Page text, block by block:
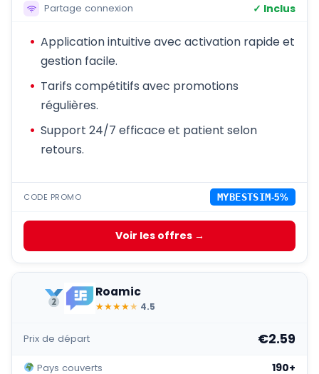
Partage connexion ✓ Inclus
Application intuitive avec activation rapide et
gestion facile.
Tarifs compétitifs avec promotions
régulières.
Support 24/7 efficace et patient selon
retours.
CODE PROMO MYBESTSIM-5%
Voir les offres →
Roamic
★★★★★ 4.5
Prix de départ €2.59
Pays couverts 190+